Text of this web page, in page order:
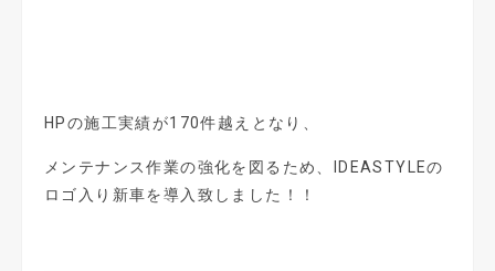
HPの施工実績が170件越えとなり、
メンテナンス作業の強化を図るため、IDEASTYLEの
ロゴ入り新車を導入致しました！！